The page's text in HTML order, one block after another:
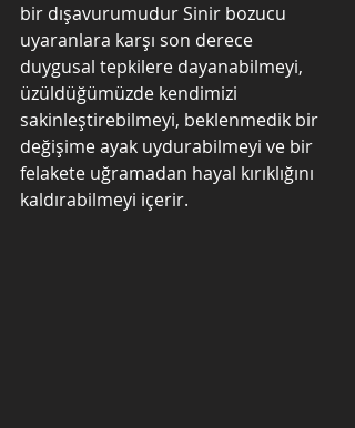
bir dışavurumudur Sinir bozucu
uyaranlara karşı son derece
duygusal tepkilere dayanabilmeyi,
üzüldüğümüzde kendimizi
sakinleştirebilmeyi, beklenmedik bir
değişime ayak uydurabilmeyi ve bir
felakete uğramadan hayal kırıklığını
kaldırabilmeyi içerir.